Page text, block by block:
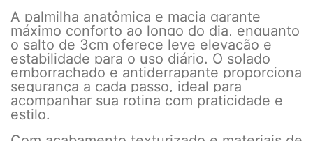
A palmilha anatômica e macia garante
máximo conforto ao longo do dia, enquanto
o salto de 3cm oferece leve elevação e
estabilidade para o uso diário. O solado
emborrachado e antiderrapante proporciona
segurança a cada passo, ideal para
acompanhar sua rotina com praticidade e
estilo.